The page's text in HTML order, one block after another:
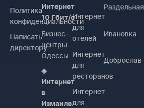
Политика
конфиденциальности
Написать
директору
Интернет
10 Гбит/с
Бизнес-
центры
Одессы
◈
Интернет
в
Измаиле
Интернет
для
отелей
Интернет
для
ресторанов
Интернет
для
Раздельная
Ивановка
Доброслав